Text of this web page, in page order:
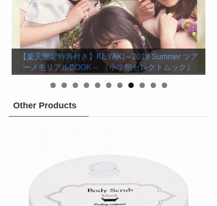
【楽天ブックス限定特典付き】小池美波ファースト
写真集「青春の瓶詰め」 [ 小池美波 ]
【楽天ブックス限定カバー】欅坂46 守屋茜 1st写
真集 「潜在意識」
【楽天限定特典付】欅坂46 渡邉理佐 1st写真集
「無口」 [ 渡邉 理佐 ]
【楽天ブックス限定特典付き】小林由依1st写真集
「感情の構図」 [ 小林 由依 ]
【楽天ブックス限定特典付き】けやき坂46 渡邉美穂
ファースト写真集 『陽だまり』
欅坂46ファースト写真集『21人の未完成』
【楽天限定特典付き】欅坂46 今泉佑唯ソロ写真集
「誰も知らない私」 [ 今泉佑唯 ]
【楽天限定特典付き】KEYAKI～2018 Summer ツア
ーメモリアルBOOK～ （小学館セレクトムック）
菅井友香1st写真集 フィアンセ [ 菅井 友香 ]
渡辺梨加１st写真集「饒舌な眼差し」
長濱ねる1st写真集「ここから」
0 1
Other Products